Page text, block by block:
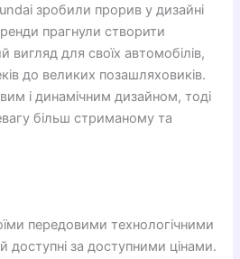
зробили прорив у дизайні
прагнули створити
вигляд для своїх автомобілів,
до великих позашляховиків.
і динамічним дизайном, тоді
більш стриманому та
передовими технологічними
доступні за доступними цінами.